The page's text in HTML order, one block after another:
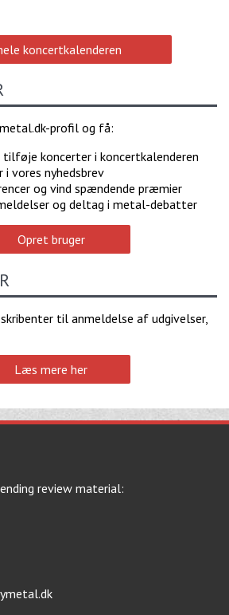
koncertkalenderen
profil og få:
koncerter i koncertkalenderen
i vores nyhedsbrev
og vind spændende præmier
og deltag i metal-debatter
Opret bruger
til anmeldelse af udgivelser,
Læs mere her
review material: